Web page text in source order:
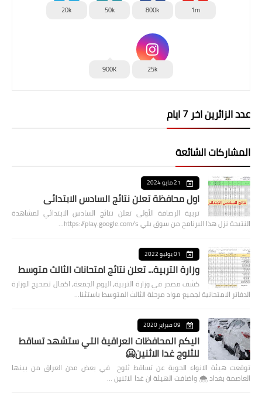
1m
800k
50k
20k
25k
900K
عدد الزائرين اخر 7 ايام
المشاركات الشائعة
21 مايو 2024
اول محافظة تعلن نتائج السادس الابتدائي
تربية الرصافة الأولى تعلن نتائج السادس الابتدائي لمشاهدة
النتيجة نزل هذا البرنامج من سوق بلي https://play.google.com/s…
01 يوليو 2022
وزارة التربية... تعلن نتائج امتحانات الثالث متوسط
كشف مصدر في وزارة التربية، اليوم الجمعة، اكمال تصحيح الوزارة
الدفاتر الامتحانية لجميع مواد مرحلة الثالث المتوسط باستثنا…
09 فبراير 2020
اليكم المحافظات العراقية التي ستشهد تساقط
للثلوج غدا الاثنين🥶
توقعت هيئة الانواء الجوية عن تساقط ثلوج في بعض مدن العراق من بينها
العاصمة بغداد ⁦🌨️⁩ واضافت الهيئة ان غدا الاثنين …